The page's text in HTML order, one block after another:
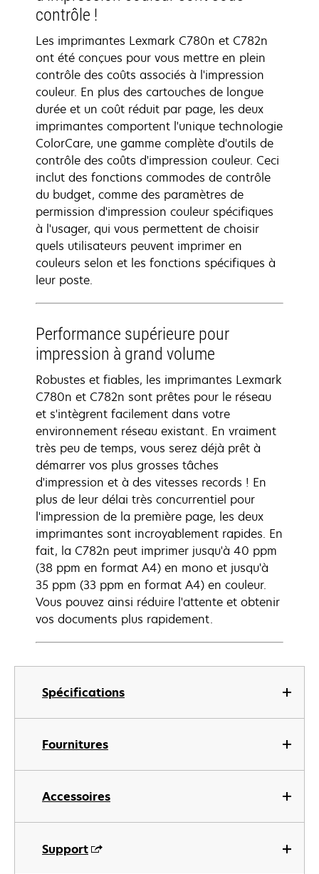
Spécifications
Fournitures
Accessoires
Support
contrôle !
Les imprimantes Lexmark C780n et C782n
ont été conçues pour vous mettre en plein
contrôle des coûts associés à l'impression
couleur. En plus des cartouches de longue
durée et un coût réduit par page, les deux
imprimantes comportent l'unique technologie
ColorCare, une gamme complète d'outils de
contrôle des coûts d'impression couleur. Ceci
inclut des fonctions commodes de contrôle
du budget, comme des paramètres de
permission d'impression couleur spécifiques
à l'usager, qui vous permettent de choisir
quels utilisateurs peuvent imprimer en
couleurs selon et les fonctions spécifiques à
leur poste.
Performance supérieure pour
impression à grand volume
Robustes et fiables, les imprimantes Lexmark
C780n et C782n sont prêtes pour le réseau
et s'intègrent facilement dans votre
environnement réseau existant. En vraiment
très peu de temps, vous serez déjà prêt à
démarrer vos plus grosses tâches
d'impression et à des vitesses records ! En
plus de leur délai très concurrentiel pour
l'impression de la première page, les deux
imprimantes sont incroyablement rapides. En
fait, la C782n peut imprimer jusqu'à 40 ppm
(38 ppm en format A4) en mono et jusqu'à
35 ppm (33 ppm en format A4) en couleur.
Vous pouvez ainsi réduire l'attente et obtenir
vos documents plus rapidement.